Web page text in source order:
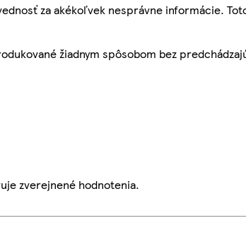
za akékoľvek nesprávne informácie.
žiadnym spôsobom bez
zverejnené hodnotenia.